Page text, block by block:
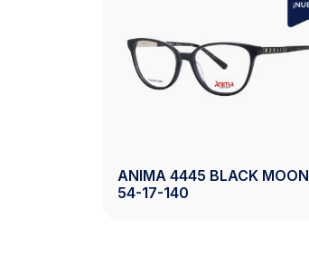
ANIMA 4445 BLACK MOON
54-17-140